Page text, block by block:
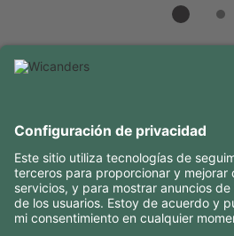
CONTACTOS
SÍGANOS EN